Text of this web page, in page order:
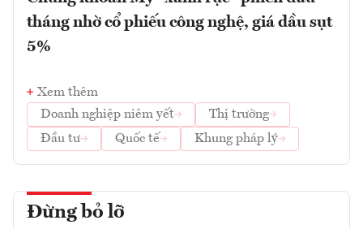
tháng nhờ cổ phiếu công nghệ, giá dầu sụt
5%
Xem thêm
Doanh nghiệp niêm yết
Thị trường
Đầu tư
Quốc tế Khung pháp lý
Đừng bỏ lỡ